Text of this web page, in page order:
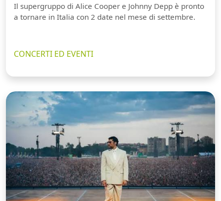
Il supergruppo di Alice Cooper e Johnny Depp è pronto
a tornare in Italia con 2 date nel mese di settembre.
CONCERTI ED EVENTI